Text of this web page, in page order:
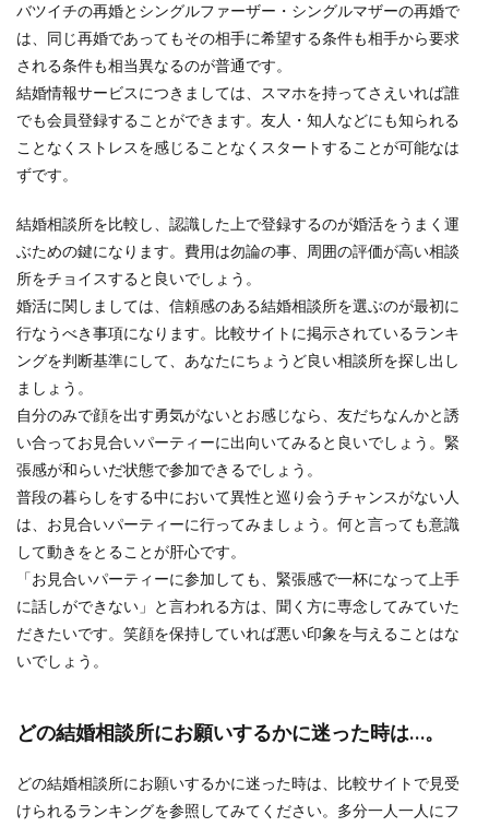
バツイチの再婚とシングルファーザー・シングルマザーの再婚で
は、同じ再婚であってもその相手に希望する条件も相手から要求
される条件も相当異なるのが普通です。
結婚情報サービスにつきましては、スマホを持ってさえいれば誰
でも会員登録することができます。友人・知人などにも知られる
ことなくストレスを感じることなくスタートすることが可能なは
ずです。
結婚相談所を比較し、認識した上で登録するのが婚活をうまく運
ぶための鍵になります。費用は勿論の事、周囲の評価が高い相談
所をチョイスすると良いでしょう。
婚活に関しましては、信頼感のある結婚相談所を選ぶのが最初に
行なうべき事項になります。比較サイトに掲示されているランキ
ングを判断基準にして、あなたにちょうど良い相談所を探し出し
ましょう。
自分のみで顔を出す勇気がないとお感じなら、友だちなんかと誘
い合ってお見合いパーティーに出向いてみると良いでしょう。緊
張感が和らいだ状態で参加できるでしょう。
普段の暮らしをする中において異性と巡り会うチャンスがない人
は、お見合いパーティーに行ってみましょう。何と言っても意識
して動きをとることが肝心です。
「お見合いパーティーに参加しても、緊張感で一杯になって上手
に話しができない」と言われる方は、聞く方に専念してみていた
だきたいです。笑顔を保持していれば悪い印象を与えることはな
いでしょう。
どの結婚相談所にお願いするかに迷った時は…。
どの結婚相談所にお願いするかに迷った時は、比較サイトで見受
けられるランキングを参照してみてください。多分一人一人にフ